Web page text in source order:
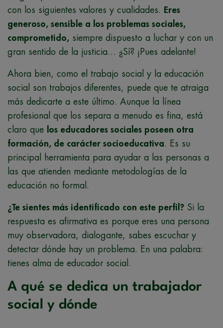
con los siguientes valores y cualidades.
Eres
generoso, sensible a los problemas sociales,
comprometido, siempre dispuesto a luchar y con un
gran sentido de la justicia… ¿Sí? ¡Pues adelante!
Ahora bien, como el trabajo social y la educación
social son trabajos diferentes, puede que te atraiga
más dedicarte a este último. Aunque la línea
profesional que los separa a menudo es fina, está
claro que
los educadores sociales poseen otra
formación, de carácter socioeducativa. Es su
principal herramienta para ayudar a las personas a
las que atienden mediante metodologías de la
educación no formal.
¿Te sientes más identificado con este perfil? Si la
respuesta es afirmativa es porque eres una persona
muy observadora, dialogante, sabes escuchar y
detectar dónde hay un problema. En una palabra:
tienes alma de educador social.
A qué se dedica un trabajador
social y dónde